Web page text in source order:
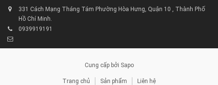
331 Cách Mạng Tháng Tám Phường Hòa Hưng, Quận 10 , Thành Phố
Hồ Chí Minh.
0939919191
Cung cấp bởi Sapo
Trang chủ Sản phẩm Liên hệ